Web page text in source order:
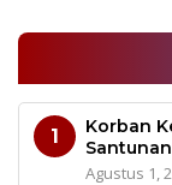
1
Korban
Agustus 1,